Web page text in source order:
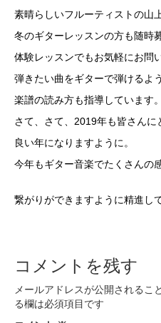
素晴らしいフルーティストの山
冬のギターレッスンの方も随時
体験レッスンでもお気軽にお問
弾きたい曲をギターで弾けるよう
楽譜の読み方も指導しています。
さて、さて、2019年も皆さんに
良い年になりますように。
今年もギター音楽でたくさんの
繋がりができますように精進し
コメントを残す
メールアドレスが公開されるこ
る欄は必須項目です